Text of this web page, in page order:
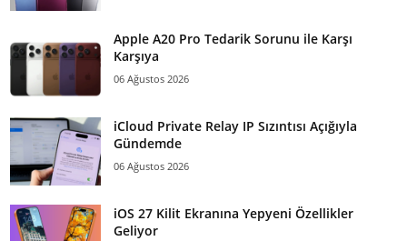
Apple A20 Pro Tedarik Sorunu ile Karşı
Karşıya
06 Ağustos 2026
iCloud Private Relay IP Sızıntısı Açığıyla
Gündemde
06 Ağustos 2026
iOS 27 Kilit Ekranına Yepyeni Özellikler
Geliyor